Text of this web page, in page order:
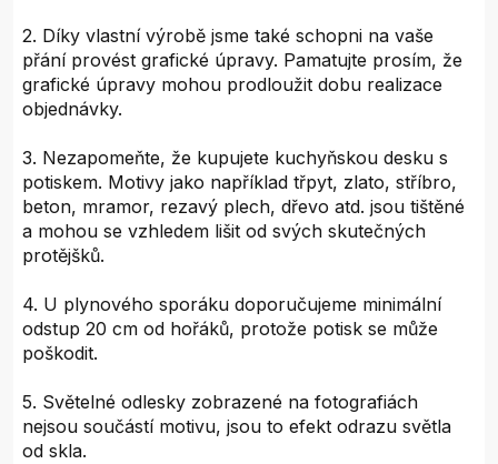
2. Díky vlastní výrobě jsme také schopni na vaše
přání provést grafické úpravy. Pamatujte prosím, že
grafické úpravy mohou prodloužit dobu realizace
objednávky.
3. Nezapomeňte, že kupujete kuchyňskou desku s
potiskem. Motivy jako například třpyt, zlato, stříbro,
beton, mramor, rezavý plech, dřevo atd. jsou tištěné
a mohou se vzhledem lišit od svých skutečných
protějšků.
4. U plynového sporáku doporučujeme minimální
odstup 20 cm od hořáků, protože potisk se může
poškodit.
5. Světelné odlesky zobrazené na fotografiách
nejsou součástí motivu, jsou to efekt odrazu světla
od skla.